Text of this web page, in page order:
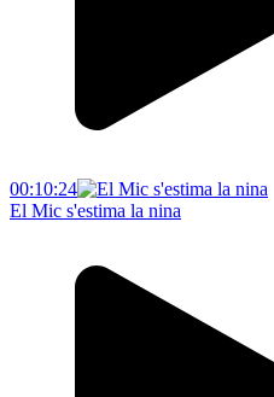
00:10:24
El Mic s'estima la nina